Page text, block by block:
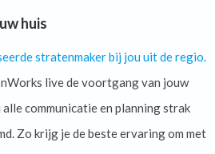
huis
stratenmaker bij jou uit de regio.
live de voortgang van jouw
communicatie en planning strak
Zo krijg je de beste ervaring om met